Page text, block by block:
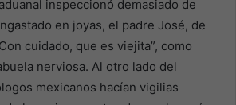
inspeccionó demasiado de
en joyas, el padre José, de
cuidado, que es viejita”, como
nerviosa. Al otro lado del
mexicanos hacían vigilias